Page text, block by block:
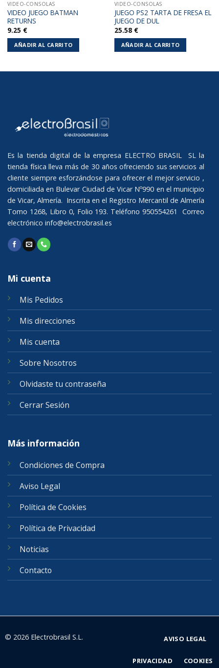
VIDEO-CONSOLAS
VIDEO JUEGO BATMAN
RETURNS
9.25 €
AÑADIR AL CARRITO
VIDEO-CONSOLAS
JUEGO PS2 TARTA DE FRESA EL
JUEGO DE DUL
25.58 €
AÑADIR AL CARRITO
Es la tienda digital de la empresa ELECTRO BRASIL SL la
tienda física lleva más de 30 años ofreciendo sus servicios al
cliente siempre esforzándose para ofrecer el mejor servicio ,
domiciliada en Bulevar Ciudad de Vicar Nº990 en el municipio
de Vicar, Almería. Inscrita en el Registro Mercantil de Almería
Tomo 1268, Libro 0, Folio 193. Teléfono 950554261 Correo
electrónico info@electrobrasil.es
Mi cuenta
Mis Pedidos
Mis direcciones
Mis cuenta
Sobre Nosotros
Olvidaste tu contraseña
Cerrar Sesión
Más información
Condiciones de Compra
Aviso Legal
Política de Cookies
Política de Privacidad
Noticias
Contacto
© 2026 Electrobrasil S.L. AVISO LEGAL
PRIVACIDAD COOKIES